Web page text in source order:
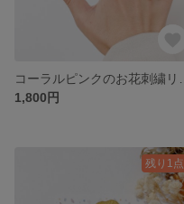
1,800円
残り1点